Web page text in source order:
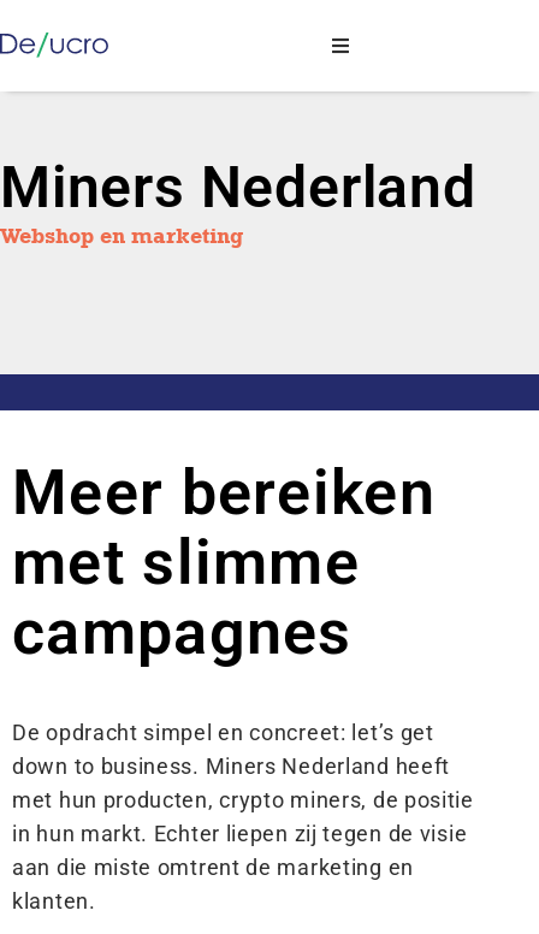
Miners Nederland
Webshop en marketing
Meer bereiken
met slimme
campagnes
De opdracht simpel en concreet: let’s get
down to business. Miners Nederland heeft
met hun producten, crypto miners, de positie
in hun markt. Echter liepen zij tegen de visie
aan die miste omtrent de marketing en
klanten.